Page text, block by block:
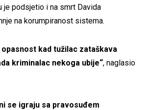
je podsjetio i na smrt Davida
na korumpiranost sistema.
kad tužilac zataškava
kriminalac nekoga ubije“, naglasio
se igraju sa pravosuđem